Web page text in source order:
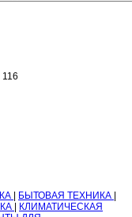
116
БЫТОВАЯ ТЕХНИКА
КЛИМАТИЧЕСКАЯ